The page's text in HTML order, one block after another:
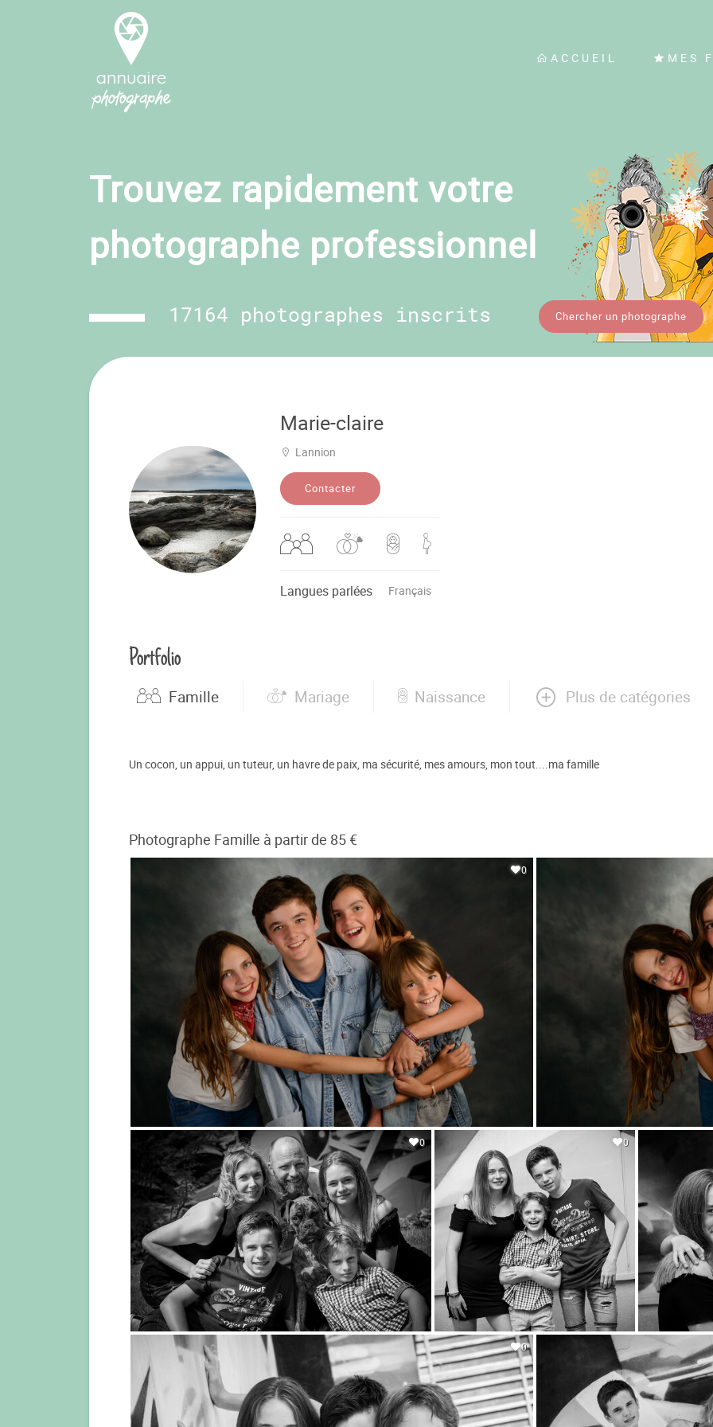
ACCUEIL MES
Trouvez rapidement votre
photographe professionnel
17164 photographes inscrits Chercher un photographe
Marie-claire
Lannion
Contacter
Langues parlées Français
Portfolio
Famille Mariage Naissance Plus de catégories
Un cocon, un appui, un tuteur, un havre de paix, ma sécurité, mes amours, mon tout....ma famille
Photographe Famille à partir de 85 €
0
0 0
0